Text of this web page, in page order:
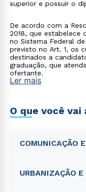
superior e possuir o
De acordo com a
2018, que estabelece
no Sistema Federal
previsto no Art. 1, os
destinados a
graduação, que
ofertante.
Ler mais
O que você vai
COMUNICAÇÃO
URBANIZAÇÃO